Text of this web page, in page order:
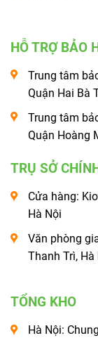
HỖ TRỢ BẢO
Trung tâm
Quận Hai Bà
Trung tâm
Quận Hoàng
TRỤ SỞ
Cửa hàng:
Hà Nội
Văn phòng
Thanh Trì, Hà
TỔNG KHO
Hà Nội: